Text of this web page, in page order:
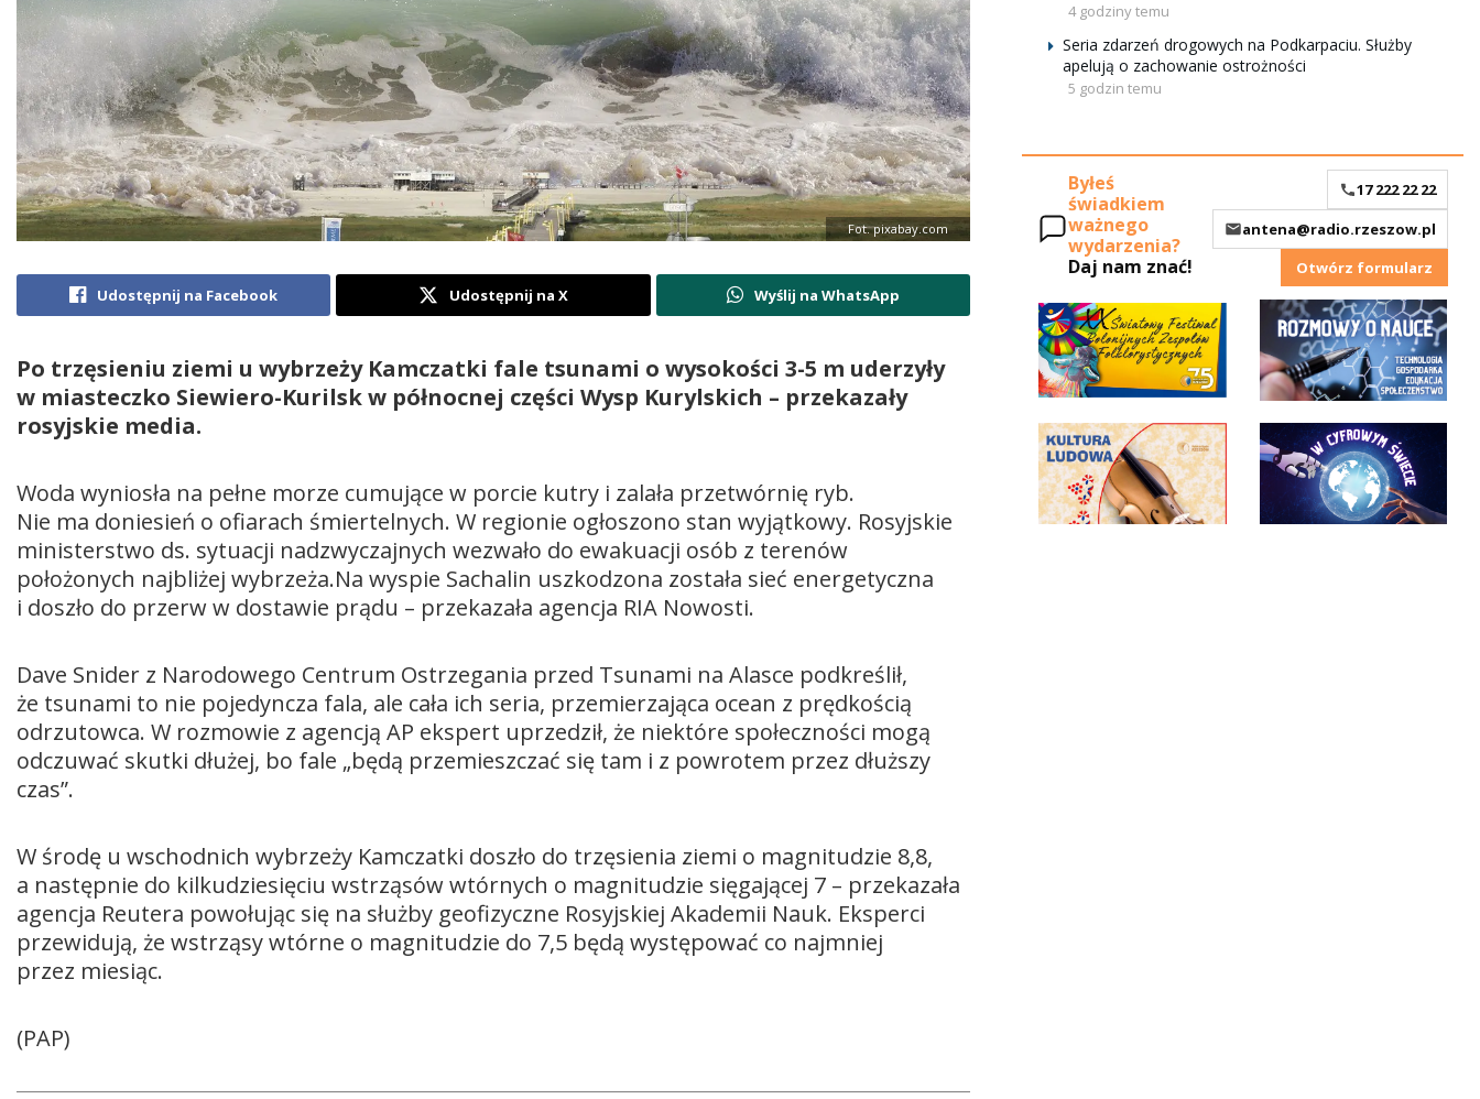
Fot. pixabay.com
Udostępnij na Facebook Udostępnij na X Wyślij na WhatsApp
Po trzęsieniu ziemi u wybrzeży Kamczatki fale tsunami o wysokości 3-5 m uderzyły
w miasteczko Siewiero-Kurilsk w północnej części Wysp Kurylskich – przekazały
rosyjskie media.
Woda wyniosła na pełne morze cumujące w porcie kutry i zalała przetwórnię ryb.
Nie ma doniesień o ofiarach śmiertelnych. W regionie ogłoszono stan wyjątkowy. Rosyjskie
ministerstwo ds. sytuacji nadzwyczajnych wezwało do ewakuacji osób z terenów
położonych najbliżej wybrzeża.Na wyspie Sachalin uszkodzona została sieć energetyczna
i doszło do przerw w dostawie prądu – przekazała agencja RIA Nowosti.
Dave Snider z Narodowego Centrum Ostrzegania przed Tsunami na Alasce podkreślił,
że tsunami to nie pojedyncza fala, ale cała ich seria, przemierzająca ocean z prędkością
odrzutowca. W rozmowie z agencją AP ekspert uprzedził, że niektóre społeczności mogą
odczuwać skutki dłużej, bo fale „będą przemieszczać się tam i z powrotem przez dłuższy
czas”.
W środę u wschodnich wybrzeży Kamczatki doszło do trzęsienia ziemi o magnitudzie 8,8,
a następnie do kilkudziesięciu wstrząsów wtórnych o magnitudzie sięgającej 7 – przekazała
agencja Reutera powołując się na służby geofizyczne Rosyjskiej Akademii Nauk. Eksperci
przewidują, że wstrząsy wtórne o magnitudzie do 7,5 będą występować co najmniej
przez miesiąc.
(PAP)
4 godziny temu
Seria zdarzeń drogowych na Podkarpaciu. Służby
apelują o zachowanie ostrożności
5 godzin temu
Byłeś
świadkiem
ważnego
wydarzenia?
Daj nam znać!
17 222 22 22
antena@radio.rzeszow.pl
Otwórz formularz